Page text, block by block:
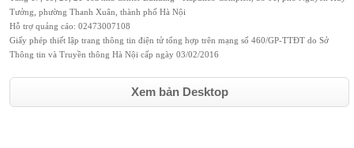
Tưởng, phường Thanh Xuân, thành phố Hà Nội
Hỗ trợ quảng cáo: 02473007108
Giấy phép thiết lập trang thông tin điện tử tổng hợp trên mạng số 460/GP-TTĐT do Sở
Thông tin và Truyền thông Hà Nội cấp ngày 03/02/2016
Xem bản Desktop